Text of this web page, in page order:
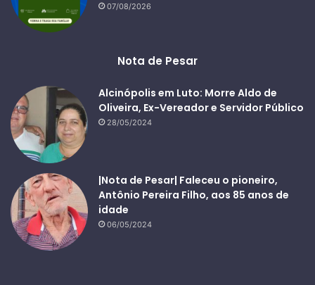
07/08/2026
Nota de Pesar
Alcinópolis em Luto: Morre Aldo de
Oliveira, Ex-Vereador e Servidor Público
28/05/2024
|Nota de Pesar| Faleceu o pioneiro,
Antônio Pereira Filho, aos 85 anos de
idade
06/05/2024